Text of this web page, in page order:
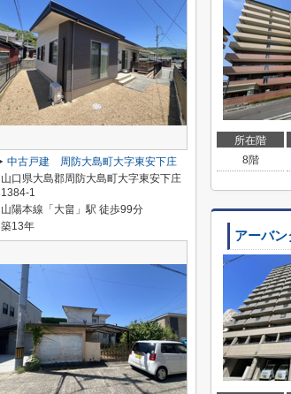
所在階
8階
アーバン
中古戸建 周防大島町大字東安下庄
山口県大島郡周防大島町大字東安下庄
1384-1
山陽本線「大畠」駅 徒歩99分
築13年